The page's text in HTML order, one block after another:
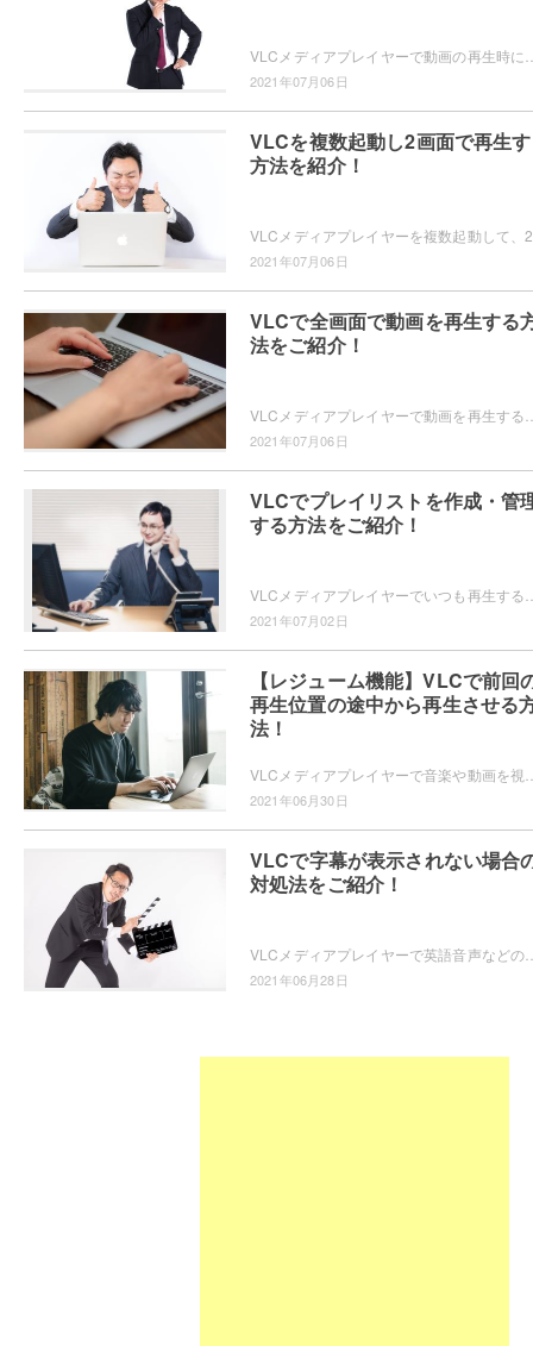
2021年07月06日
VLCを複数起動し2画面で再生
方法を紹介！
2021年07月06日
VLCで全画面で動画を再生する
法をご紹介！
2021年07月06日
VLCでプレイリストを作成・管
する方法をご紹介！
2021年07月02日
【レジューム機能】VLCで前回
再生位置の途中から再生させる
法！
2021年06月30日
VLCで字幕が表示されない場合
対処法をご紹介！
2021年06月28日